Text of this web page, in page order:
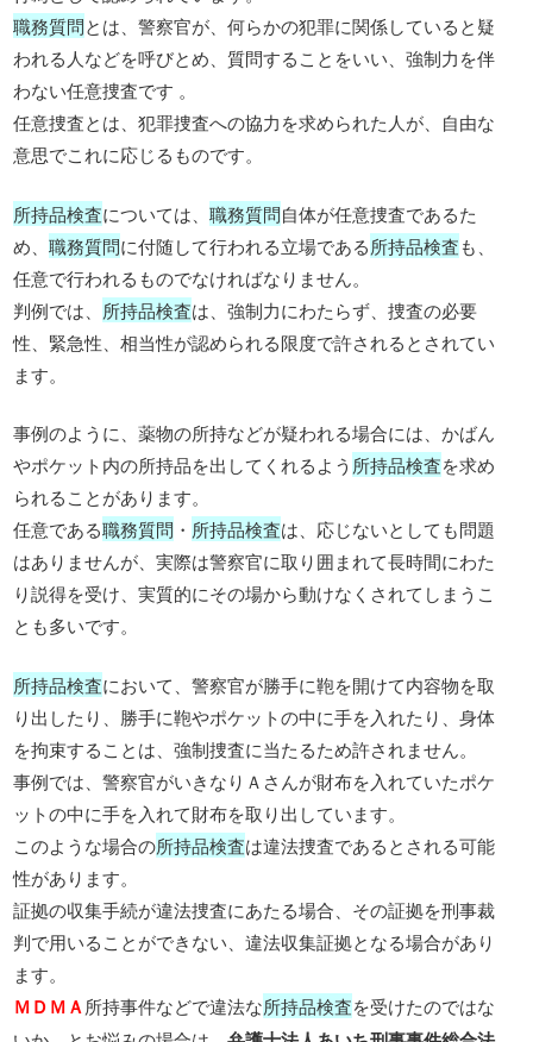
職務質問とは、警察官が、何らかの犯罪に関係していると疑
われる人などを呼びとめ、質問することをいい、強制力を伴
わない任意捜査です 。
任意捜査とは、犯罪捜査への協力を求められた人が、自由な
意思でこれに応じるものです。
所持品検査については、職務質問自体が任意捜査であるた
め、職務質問に付随して行われる立場である所持品検査も、
任意で行われるものでなければなりません。
判例では、 所持品検査は、強制力にわたらず、捜査の必要
性、緊急性、相当性が認められる限度で許されるとされてい
ます。
事例のように、薬物の所持などが疑われる場合には、かばん
やポケット内の所持品を出してくれるよう 所持品検査を求め
られることがあります。
任意である職務質問 ・ 所持品検査は、応じないとしても問題
はありませんが、実際は警察官に取り囲まれて長時間にわた
り説得を受け、実質的にその場から動けなくされてしまうこ
とも多いです。
所持品検査において、警察官が勝手に鞄を開けて内容物を取
り出したり、勝手に鞄やポケットの中に手を入れたり、身体
を拘束することは、強制捜査に当たるため許されません。
事例では、警察官がいきなりＡさんが財布を入れていたポケ
ットの中に手を入れて財布を取り出しています。
このような場合の所持品検査は違法捜査であるとされる可能
性があります。
証拠の収集手続が違法捜査にあたる場合、その証拠を刑事裁
判で用いることができない、違法収集証拠となる場合があり
ます。
ＭＤＭＡ所持事件などで違法な所持品検査を受けたのではな